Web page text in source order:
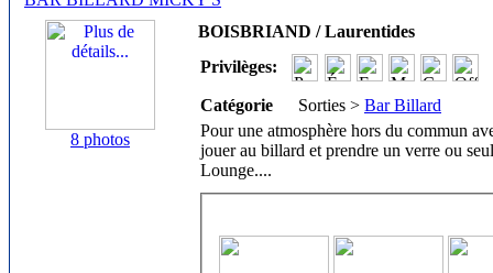
8 photos
BOISBRIAND / Laurentides
Privilèges:
Catégorie Sorties > Bar Billard
Pour une atmosphère hors du commun
jouer au billard et prendre un verre ou
Lounge....